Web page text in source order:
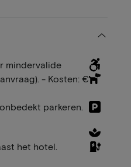
mindervalide
- Kosten: €
parkeren.
het hotel.